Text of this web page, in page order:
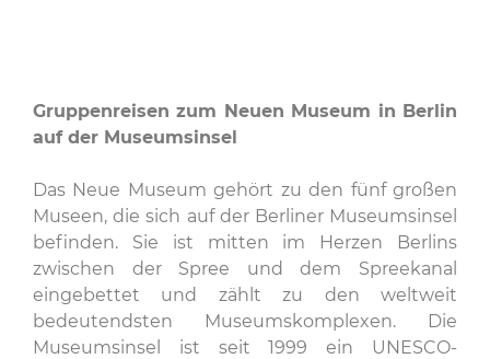
Gruppenreisen zum Neuen Museum in Berlin
auf der Museumsinsel
Das Neue Museum gehört zu den fünf großen
Museen, die sich auf der Berliner Museumsinsel
befinden. Sie ist mitten im Herzen Berlins
zwischen der Spree und dem Spreekanal
eingebettet und zählt zu den weltweit
bedeutendsten Museumskomplexen. Die
Museumsinsel ist seit 1999 ein UNESCO-